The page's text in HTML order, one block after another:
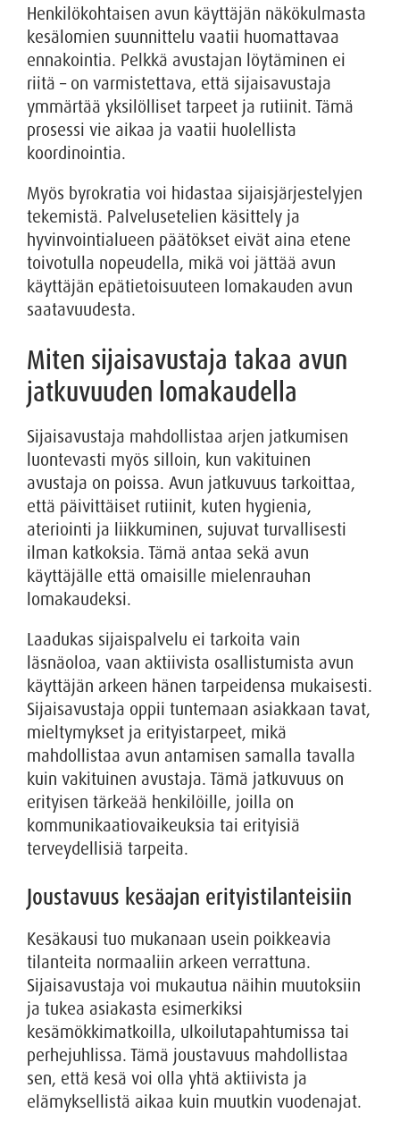
Henkilökohtaisen avun käyttäjän näkökulmasta
kesälomien suunnittelu vaatii huomattavaa
ennakointia. Pelkkä avustajan löytäminen ei
riitä – on varmistettava, että sijaisavustaja
ymmärtää yksilölliset tarpeet ja rutiinit. Tämä
prosessi vie aikaa ja vaatii huolellista
koordinointia.
Myös byrokratia voi hidastaa sijaisjärjestelyjen
tekemistä. Palvelusetelien käsittely ja
hyvinvointialueen päätökset eivät aina etene
toivotulla nopeudella, mikä voi jättää avun
käyttäjän epätietoisuuteen lomakauden avun
saatavuudesta.
Miten sijaisavustaja takaa avun
jatkuvuuden lomakaudella
Sijaisavustaja mahdollistaa arjen jatkumisen
luontevasti myös silloin, kun vakituinen
avustaja on poissa. Avun jatkuvuus tarkoittaa,
että päivittäiset rutiinit, kuten hygienia,
ateriointi ja liikkuminen, sujuvat turvallisesti
ilman katkoksia. Tämä antaa sekä avun
käyttäjälle että omaisille mielenrauhan
lomakaudeksi.
Laadukas sijaispalvelu ei tarkoita vain
läsnäoloa, vaan aktiivista osallistumista avun
käyttäjän arkeen hänen tarpeidensa mukaisesti.
Sijaisavustaja oppii tuntemaan asiakkaan tavat,
mieltymykset ja erityistarpeet, mikä
mahdollistaa avun antamisen samalla tavalla
kuin vakituinen avustaja. Tämä jatkuvuus on
erityisen tärkeää henkilöille, joilla on
kommunikaatiovaikeuksia tai erityisiä
terveydellisiä tarpeita.
Joustavuus kesäajan erityistilanteisiin
Kesäkausi tuo mukanaan usein poikkeavia
tilanteita normaaliin arkeen verrattuna.
Sijaisavustaja voi mukautua näihin muutoksiin
ja tukea asiakasta esimerkiksi
kesämökkimatkoilla, ulkoilutapahtumissa tai
perhejuhlissa. Tämä joustavuus mahdollistaa
sen, että kesä voi olla yhtä aktiivista ja
elämyksellistä aikaa kuin muutkin vuodenajat.